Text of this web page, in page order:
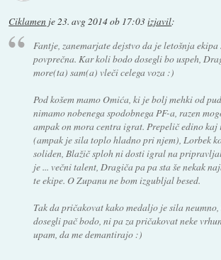
Ciklamen je23. avg 2014 ob 17:03izjavil:
Fantje, zanemarjate dejstvo da je letošnja
povprečna. Kar koli bodo dosegli bo uspeh,
more(ta) sam(a) vleči celega voza :)
Pod košem mamo Omića, ki je bolj mehki od
nimamo nobenega spodobnega PF-a, razen
ampak on mora centra igrat. Prepelič edino
(ampak je sila toplo hladno pri njem), Lorbek
soliden, Blažič sploh ni dosti igral na
je ... večni talent, Dragiča pa pa sta še nekak
te ekipe. O Zupanu ne bom izgubljal besed.
Tak da pričakovat kako medaljo je sila
dosegli pač bodo, ni pa za pričakovat neke
upam, da me demantirajo :)